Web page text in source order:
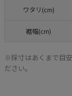
ワタリ(cm)
裾幅(cm)
※採寸はあくまで目
ださい。